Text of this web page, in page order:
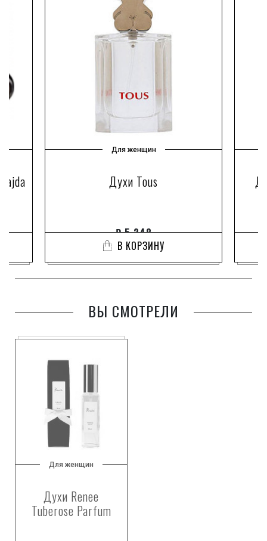
Для женщин
Духи Tous
₽5 248
В КОРЗИНУ
ВЫ СМОТРЕЛИ
Для женщин
Духи Renee
Tuberose Parfum